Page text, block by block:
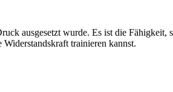
ausgesetzt wurde. Es ist die Fähigkeit,
trainieren kannst.